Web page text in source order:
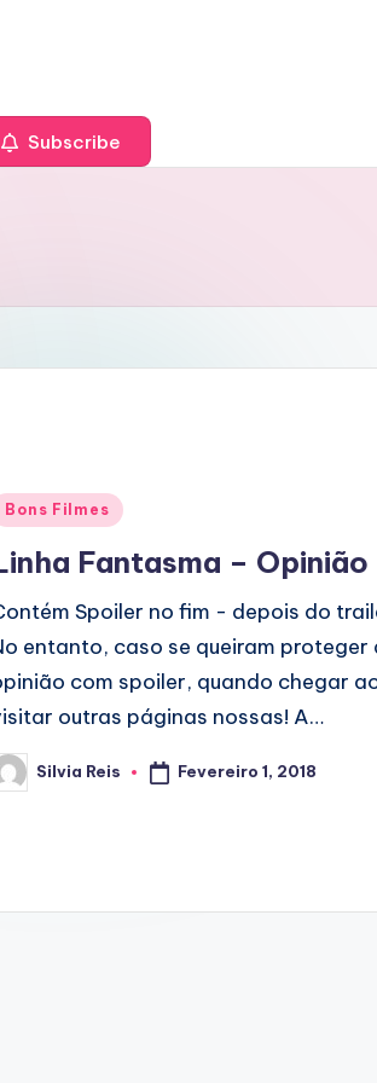
Subscribe
Bons Filmes
Fantasma – Opinião
Spoiler no fim - depois do
entanto, caso se queiram proteger
com spoiler, quando chegar
outras páginas nossas! A…
Silvia Reis Fevereiro 1, 2018